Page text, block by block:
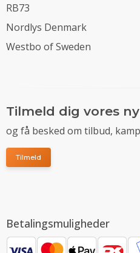
RB73
Nordlys Denmark
Westbo of Sweden
Tilmeld dig vores
og få besked om tilbud,
Tilmeld
Betalingsmuligheder